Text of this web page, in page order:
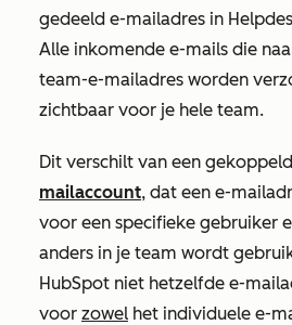
gedeeld e-mailadres in
Alle inkomende e-mails die
team-e-mailadres worden
zichtbaar voor je hele team.
Dit verschilt van een gekoppeld
mailaccount, dat een e-
voor een specifieke gebruiker
anders in je team wordt
HubSpot niet hetzelfde e-
voor zowel het individuele e-